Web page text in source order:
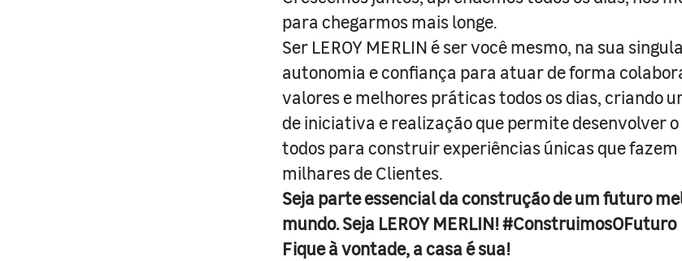
para chegarmos mais longe.
Ser LEROY MERLIN é ser você mesmo, na sua
autonomia e confiança para atuar de forma
valores e melhores práticas todos os dias, criando
de iniciativa e realização que permite desenvolver
todos para construir experiências únicas que
milhares de Clientes.
Seja parte essencial da construção de um futuro
mundo. Seja LEROY MERLIN! #ConstruimosOFuturo
Fique à vontade, a casa é sua!